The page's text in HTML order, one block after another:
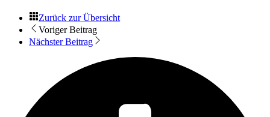
Zurück zur Übersicht
Voriger Beitrag
Nächster Beitrag